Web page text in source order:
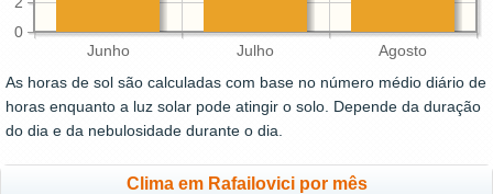
Junho Julho Agosto
0
As horas de sol são calculadas com base no número médio diário de
horas enquanto a luz solar pode atingir o solo. Depende da duração
do dia e da nebulosidade durante o dia.
Clima em Rafailovici por mês